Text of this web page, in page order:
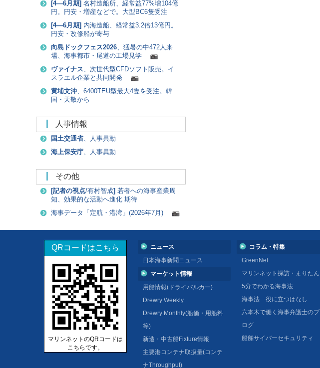
[4―6月期] 名村造船所、経常益77%増104億
円。円安・増産などで。大型BC6隻受注
[4―6月期] 内海造船、経常益3.2倍13億円。
円安・改修船が寄与
向島ドックフェス2026、猛暑の中472人来
場、海事都市・尾道の工場見学
ヴァイナス、次世代型CFDソフト販売。イ
スラエル企業と共同開発
黄埔文沖、6400TEU型最大4隻を受注。韓
国・天敬から
人事情報
国土交通省、人事異動
海上保安庁、人事異動
その他
[記者の視点/有村智成] 若者への海事産業周
知、効果的な活動へ進化 期待
海事データ「定航・港湾」(2026年7月)
QRコードはこちら
マリンネットのQRコードは
こちらです。
ニュース
日本海事新聞ニュース
マーケット情報
用船情報(ドライバルカー)
Drewry Weekly
Drewry Monthly(船価・用船料
等)
新造・中古船Fixture情報
主要港コンテナ取扱量(コンテ
ナThroughput)
コラム・特集
GreenNet
マリンネット探訪・まりたん
5分でわかる海事法
海事法 役に立つはなし
六本木で働く海事弁護士のブ
ログ
船舶サイバーセキュリティ